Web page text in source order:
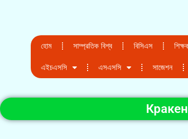
হোম সাম্প্রতিক বিশ্ব বিসিএস
এইচএসসি এসএসসি সাজেশন